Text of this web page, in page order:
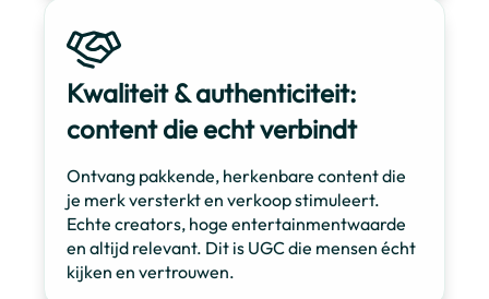
Kwaliteit & authenticiteit:
content die echt verbindt
Ontvang pakkende, herkenbare content die
je merk versterkt en verkoop stimuleert.
Echte creators, hoge entertainmentwaarde
en altijd relevant. Dit is UGC die mensen écht
kijken en vertrouwen.